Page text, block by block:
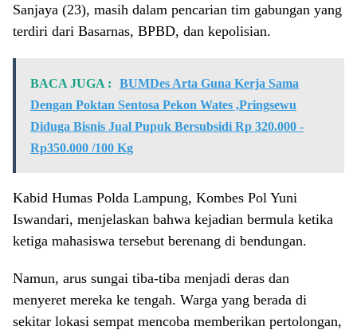
Sanjaya (23), masih dalam pencarian tim gabungan yang
terdiri dari Basarnas, BPBD, dan kepolisian.
BACA JUGA :
BUMDes Arta Guna Kerja Sama
Dengan Poktan Sentosa Pekon Wates ,Pringsewu
Diduga Bisnis Jual Pupuk Bersubsidi Rp 320.000 -
Rp350.000 /100 Kg
Kabid Humas Polda Lampung, Kombes Pol Yuni
Iswandari, menjelaskan bahwa kejadian bermula ketika
ketiga mahasiswa tersebut berenang di bendungan.
Namun, arus sungai tiba-tiba menjadi deras dan
menyeret mereka ke tengah. Warga yang berada di
sekitar lokasi sempat mencoba memberikan pertolongan,